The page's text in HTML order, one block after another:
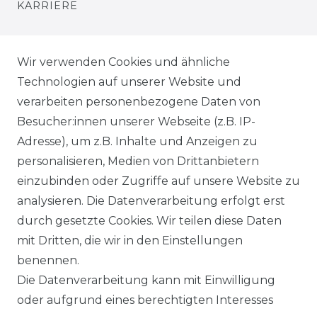
KARRIERE
BLOG
VORTEILE
☛ TOP Marken – TOP Qualität
☞ Fachhändler mit Beratung
☛ Über 30.000 Top Bewertungen
Wir verwenden Cookies und ähnliche
Technologien auf unserer Website und
verarbeiten personenbezogene Daten von
Besucher:innen unserer Webseite (z.B. IP-
Adresse), um z.B. Inhalte und Anzeigen zu
personalisieren, Medien von Drittanbietern
einzubinden oder Zugriffe auf unsere Website zu
analysieren. Die Datenverarbeitung erfolgt erst
durch gesetzte Cookies. Wir teilen diese Daten
mit Dritten, die wir in den Einstellungen
benennen.
Die Datenverarbeitung kann mit Einwilligung
oder aufgrund eines berechtigten Interesses